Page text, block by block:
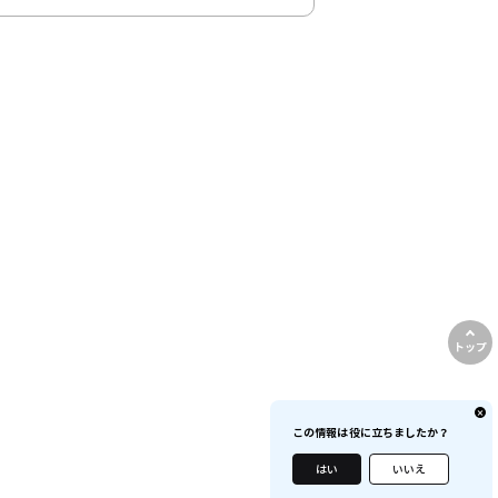
この情報は役に立ちましたか？
はい いいえ
トップ